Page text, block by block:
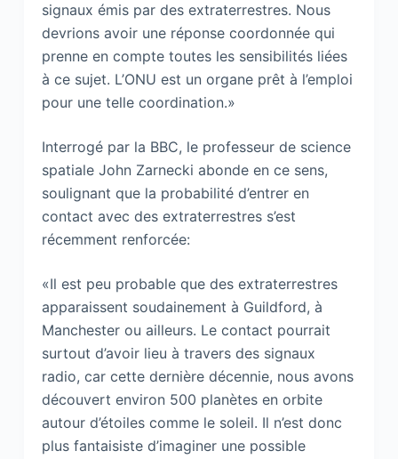
signaux émis par des extraterrestres. Nous
devrions avoir une réponse coordonnée qui
prenne en compte toutes les sensibilités liées
à ce sujet. L’ONU est un organe prêt à l’emploi
pour une telle coordination.»
Interrogé par la BBC, le professeur de science
spatiale John Zarnecki abonde en ce sens,
soulignant que la probabilité d’entrer en
contact avec des extraterrestres s’est
récemment renforcée:
«Il est peu probable que des extraterrestres
apparaissent soudainement à Guildford, à
Manchester ou ailleurs. Le contact pourrait
surtout d’avoir lieu à travers des signaux
radio, car cette dernière décennie, nous avons
découvert environ 500 planètes en orbite
autour d’étoiles comme le soleil. Il n’est donc
plus fantaisiste d’imaginer une possible